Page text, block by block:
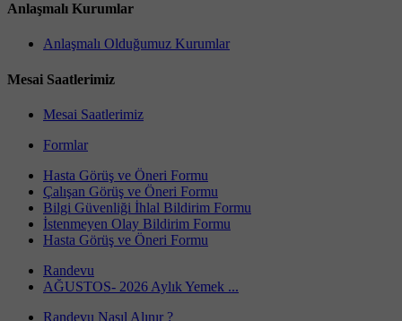
Anlaşmalı Kurumlar
Anlaşmalı Olduğumuz Kurumlar
Mesai Saatlerimiz
Mesai Saatlerimiz
Formlar
Hasta Görüş ve Öneri Formu
Çalışan Görüş ve Öneri Formu
Bilgi Güvenliği İhlal Bildirim Formu
İstenmeyen Olay Bildirim Formu
Hasta Görüş ve Öneri Formu
Randevu
AĞUSTOS- 2026 Aylık Yemek ...
Randevu Nasıl Alınır ?